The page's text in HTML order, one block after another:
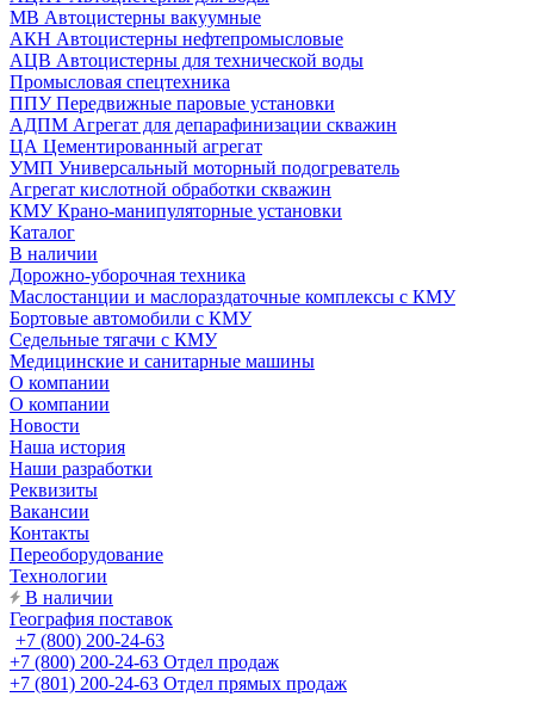
МВ Автоцистерны вакуумные
АКН Автоцистерны нефтепромысловые
АЦВ Автоцистерны для технической воды
Промысловая спецтехника
ППУ Передвижные паровые установки
АДПМ Агрегат для депарафинизации скважин
ЦА Цементированный агрегат
УМП Универсальный моторный подогреватель
Агрегат кислотной обработки скважин
КМУ Крано-манипуляторные установки
Каталог
В наличии
Дорожно-уборочная техника
Маслостанции и маслораздаточные комплексы с КМУ
Бортовые автомобили с КМУ
Седельные тягачи с КМУ
Медицинские и санитарные машины
О компании
О компании
Новости
Наша история
Наши разработки
Реквизиты
Вакансии
Контакты
Переоборудование
Технологии
В наличии
География поставок
+7 (800) 200-24-63
+7 (800) 200-24-63 Отдел продаж
+7 (801) 200-24-63 Отдел прямых продаж